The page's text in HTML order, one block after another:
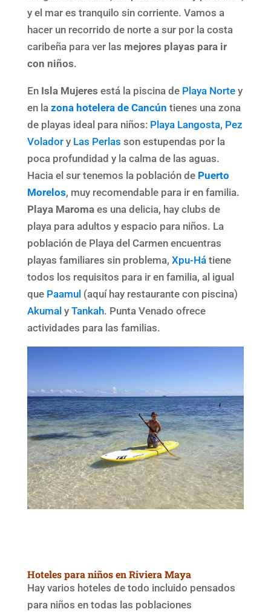
y el mar es tranquilo sin corriente. Vamos a
hacer un recorrido de norte a sur por la costa
caribeña para ver las mejores playas para ir
con niños.
EnIsla Mujeres está la piscina de Playa Norte y
en la zona hotelera de Cancún tienes una zona
de playas ideal para niños: Playa Langosta, Pez
Voladory Las Perlas son estupendas por la
poca profundidad y la calma de las aguas.
Hacia el sur tenemos la población de Puerto
Morelos, muy recomendable para ir en familia.
Playa Maromaes una delicia, hay clubs de
playa para adultos y espacio para niños. La
población de Playa del Carmen encuentras
playas familiares sin problema, Xpu-Hátiene
todos los requisitos para ir en familia, al igual
que Paamul (aquí hay restaurante con piscina)
Akumal y Tankah. Punta Venado ofrece
actividades para las familias.
Hoteles para niños en Riviera Maya
Hay varios hoteles de todo incluido pensados
para niños en todas las poblaciones